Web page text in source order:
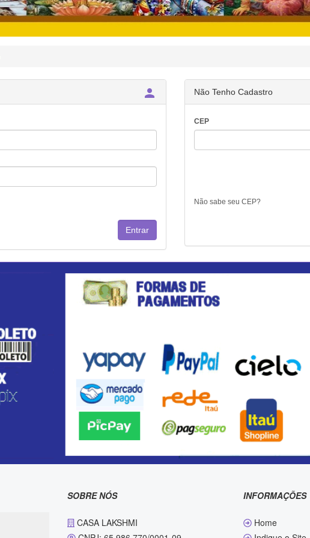
 Não Tenho Cadastro
CEP
Não sabe seu CEP?
SOBRE NÓS
CASA LAKSHMI
INFORMAÇÕES
Home